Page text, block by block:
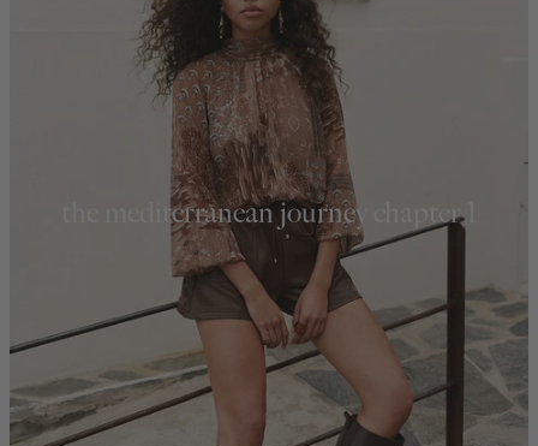
the mediterranean journey chapter 1